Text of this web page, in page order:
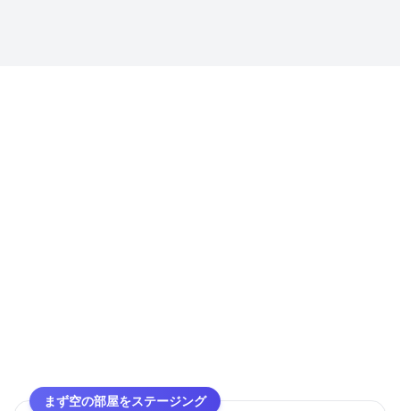
まず空の部屋をステージング